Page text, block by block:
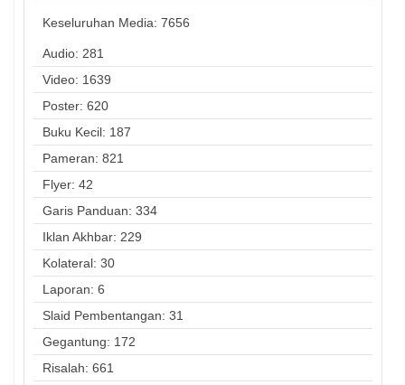
Keseluruhan Media: 7656
Audio: 281
Video: 1639
Poster: 620
Buku Kecil: 187
Pameran: 821
Flyer: 42
Garis Panduan: 334
Iklan Akhbar: 229
Kolateral: 30
Laporan: 6
Slaid Pembentangan: 31
Gegantung: 172
Risalah: 661